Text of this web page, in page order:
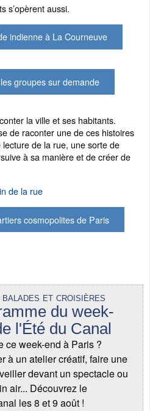
s’opèrent aussi.
indienne à La Courneuve
groupes sur demande
la ville et ses habitants.
de raconter une de ces histoires
de la rue, une sorte de
à sa manière et de créer de
de la rue
cosmopolites de Paris
et croisières
du week-
l'Été du Canal
ce week-end à Paris ?
à un atelier créatif, faire une
devant un spectacle ou
air... Découvrez le
les 8 et 9 août !